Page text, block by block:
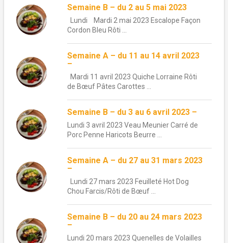
Semaine B – du 2 au 5 mai 2023
Lundi Mardi 2 mai 2023 Escalope Façon
Cordon Bleu Rôti ...
Semaine A – du 11 au 14 avril 2023
–
Mardi 11 avril 2023 Quiche Lorraine Rôti
de Bœuf Pâtes Carottes ...
Semaine B – du 3 au 6 avril 2023 –
Lundi 3 avril 2023 Veau Meunier Carré de
Porc Penne Haricots Beurre ...
Semaine A – du 27 au 31 mars 2023
–
Lundi 27 mars 2023 Feuilleté Hot Dog
Chou Farcis/Rôti de Bœuf ...
Semaine B – du 20 au 24 mars 2023
–
Lundi 20 mars 2023 Quenelles de Volailles